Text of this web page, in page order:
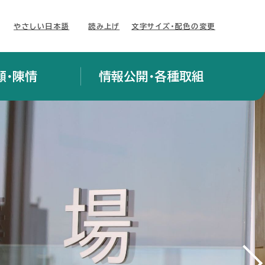
やさしい日本語 読み上げ 文字サイズ・配色の変更
・陳情 情報公開・各種取組